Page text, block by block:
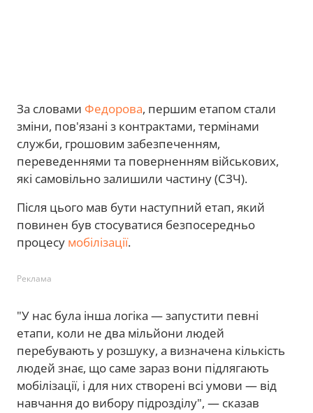
За словами Федорова, першим етапом стали
зміни, пов'язані з контрактами, термінами
служби, грошовим забезпеченням,
переведеннями та поверненням військових,
які самовільно залишили частину (СЗЧ).
Після цього мав бути наступний етап, який
повинен був стосуватися безпосередньо
процесу мобілізації.
Реклама
"У нас була інша логіка — запустити певні
етапи, коли не два мільйони людей
перебувають у розшуку, а визначена кількість
людей знає, що саме зараз вони підлягають
мобілізації, і для них створені всі умови — від
навчання до вибору підрозділу", — сказав